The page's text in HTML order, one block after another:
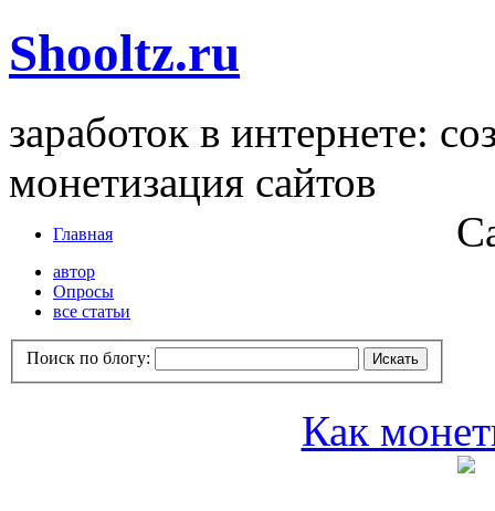
Shooltz.ru
заработок в интернете:
монетизация сайтов
Главная
автор
Опросы
все статьи
Поиск по блогу:
Как